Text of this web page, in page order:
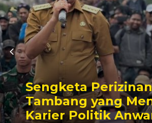
Sengketa Perizinan
Tambang yang
Karier Politik